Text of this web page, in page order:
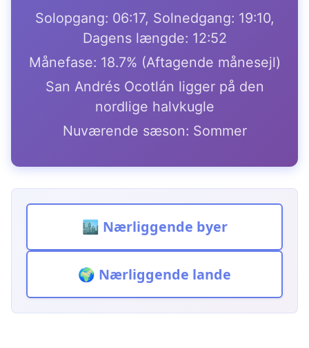
Solopgang: 06:17, Solnedgang: 19:10,
Dagens længde: 12:52
Månefase: 18.7% (Aftagende månesejl)
San Andrés Ocotlán ligger på den
nordlige halvkugle
Nuværende sæson: Sommer
🏙️ Nærliggende byer
🌍 Nærliggende lande